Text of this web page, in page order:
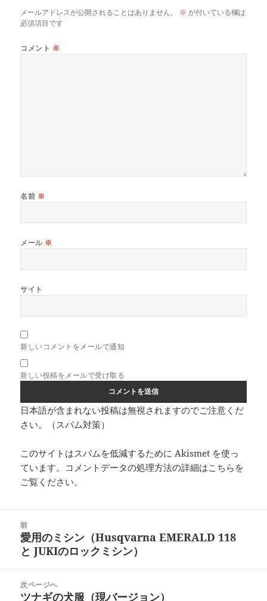
メールアドレスが公開されることはありません。 ※ が付いている欄は
必須項目です
コメント ※
名前 ※
メール ※
サイト
新しいコメントをメールで通知
新しい投稿をメールで受け取る
日本語が含まれない投稿は無視されますのでご注意くだ
さい。（スパム対策）
このサイトはスパムを低減するために Akismet を使っ
ています。 コメントデータの処理方法の詳細はこちらを
ご覧ください。
前
前
の
稿:
愛用のミシン（Husqvarna EMERALD 118
と JUKIのロックミシン）
次ページへ
次
ツナギの犬服（現バージョン）